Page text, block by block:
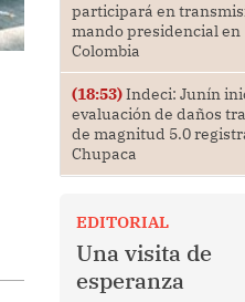
participará en
mando presidencial en
Colombia
(18:53)Indeci: Junín
evaluación de daños
de magnitud 5.0
Chupaca
EDITORIAL
Una visita de
esperanza